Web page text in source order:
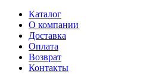
Каталог
О компании
Доставка
Оплата
Возврат
Контакты